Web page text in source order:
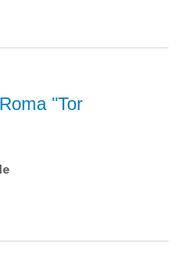
"Tor